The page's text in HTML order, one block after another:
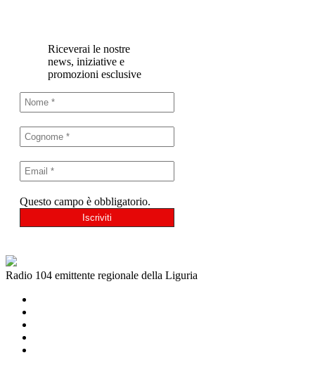
Riceverai le nostre
news, iniziative e
promozioni esclusive
Questo campo è obbligatorio.
Radio 104 emittente regionale della Liguria